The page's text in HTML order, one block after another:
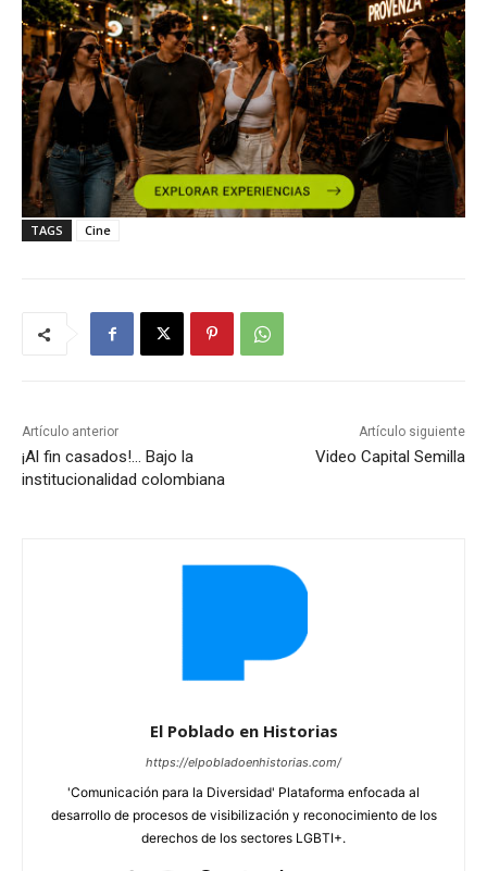
TAGS Cine
Artículo anterior
¡Al fin casados!… Bajo la
institucionalidad colombiana
Artículo siguiente
Video Capital Semilla
El Poblado en Historias
https://elpobladoenhistorias.com/
'Comunicación para la Diversidad' Plataforma enfocada al
desarrollo de procesos de visibilización y reconocimiento de los
derechos de los sectores LGBTI+.